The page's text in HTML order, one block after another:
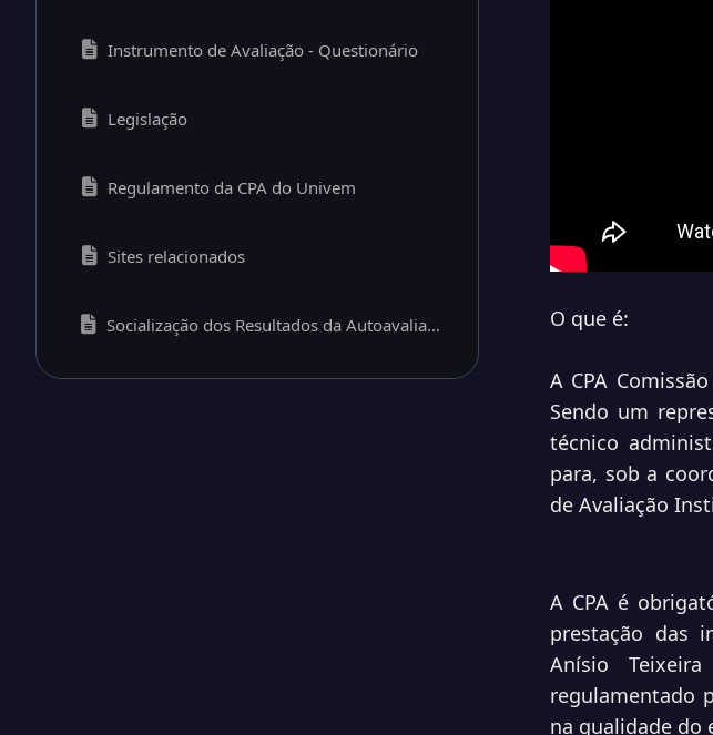
Instrumento de Avaliação - Questionário
Legislação
Regulamento da CPA do Univem
Sites relacionados
Socialização dos Resultados da Autoavaliação O que é:
A CPA
Sendo um
técnico
para, sob a
de Avaliação
A CPA é
prestação das
Anísio
regulamentado
na qualidade do